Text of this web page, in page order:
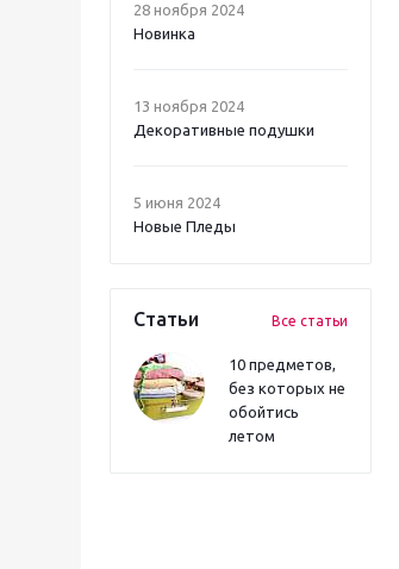
28 ноября 2024
Новинка
13 ноября 2024
Декоративные подушки
5 июня 2024
Новые Пледы
Статьи Все статьи
10 предметов,
без которых не
обойтись
летом